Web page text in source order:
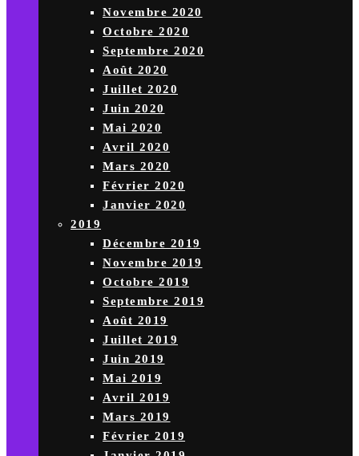
Novembre 2020
Octobre 2020
Septembre 2020
Août 2020
Juillet 2020
Juin 2020
Mai 2020
Avril 2020
Mars 2020
Février 2020
Janvier 2020
2019
Décembre 2019
Novembre 2019
Octobre 2019
Septembre 2019
Août 2019
Juillet 2019
Juin 2019
Mai 2019
Avril 2019
Mars 2019
Février 2019